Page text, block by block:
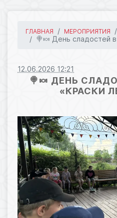
ГЛАВНАЯ МЕРОПРИЯТИЯ
🍭🍬 День сладостей
12.06.2026 12:21
🍭🍬 ДЕНЬ
«КРАСКИ